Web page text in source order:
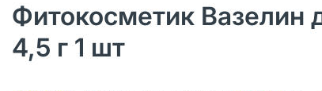
Фитокосметик Вазелин
4,5 г 1 шт